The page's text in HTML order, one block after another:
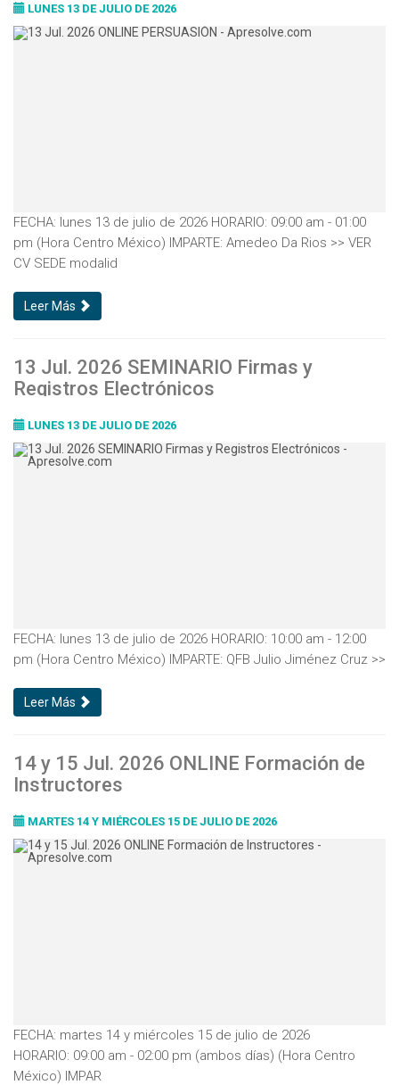
LUNES 13 DE JULIO DE 2026
FECHA: lunes 13 de julio de 2026 HORARIO: 09:00 am - 01:00
pm (Hora Centro México) IMPARTE: Amedeo Da Rios >> VER
CV SEDE modalid
Leer Más
13 Jul. 2026 SEMINARIO Firmas y
Registros Electrónicos
LUNES 13 DE JULIO DE 2026
FECHA: lunes 13 de julio de 2026 HORARIO: 10:00 am - 12:00
pm (Hora Centro México) IMPARTE: QFB Julio Jiménez Cruz >>
Leer Más
14 y 15 Jul. 2026 ONLINE Formación de
Instructores
MARTES 14 Y MIÉRCOLES 15 DE JULIO DE 2026
FECHA: martes 14 y miércoles 15 de julio de 2026
HORARIO: 09:00 am - 02:00 pm (ambos días) (Hora Centro
México) IMPAR